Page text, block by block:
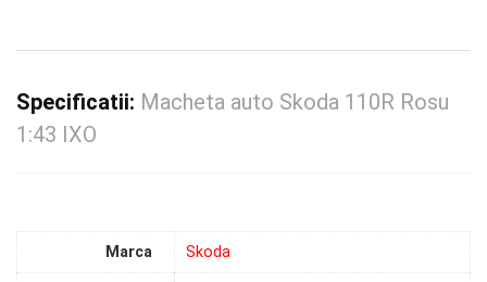
Specificatii: Macheta auto Skoda 110R Rosu
1:43 IXO
Marca Skoda